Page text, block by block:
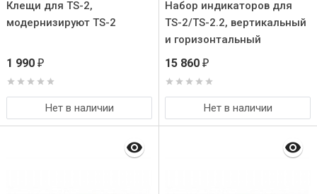
Клещи для TS-2,
модернизируют TS-2
1 990 ₽
Нет в наличии
Набор индикаторов для
TS-2/TS-2.2, вертикальный
и горизонтальный
15 860 ₽
Нет в наличии